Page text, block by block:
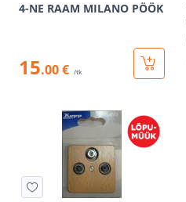
4-NE RAAM MILANO PÖÖK
15.00 € /tk